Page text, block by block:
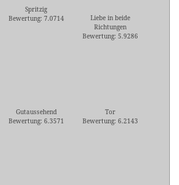
Spritzig
Bewertung: 7.0714
Liebe in beide
Richtungen
Bewertung: 5.9286
Gutaussehend
Bewertung: 6.3571
Tor
Bewertung: 6.2143